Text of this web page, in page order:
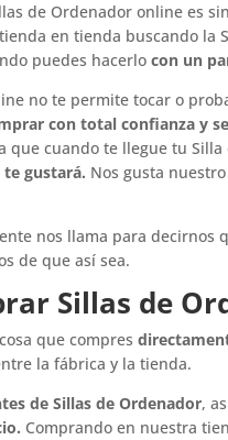
de Ordenador online es
en tienda buscando la
puedes hacerlocon un
no te permite tocar o
con total confianza y
que cuando te llegue tu
te gustará. Nos gusta
nos llama para decirnos
de que así sea.
Sillas de
que compres
la fábrica y la tienda.
de Sillas de Ordenador,
Comprando en nuestra